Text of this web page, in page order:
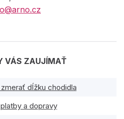
VÁS ZAUJÍMAŤ
dĺžku chodidla
a dopravy